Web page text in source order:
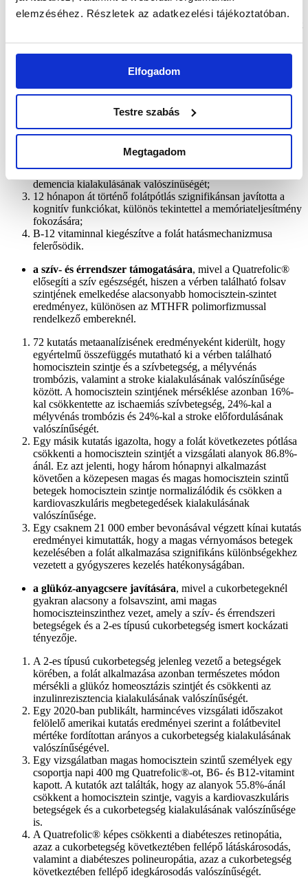
elemzéséhez. Részletek az adatkezelési tájékoztatóban.
Elfogadom
Testre szabás
Megtagadom
állapotát. Ennek különösen a postpartum depresszió
mennyiségű, jól hasznosuló, biológiailag hozzáférhető folát
nélkül a szénciklus nem megy végbe, pedig ez a folyamat
felelős a neurotranszmitterek, egyes kulcsfontosságú proteinek
és az agy számára nélkülözhetetlen antioxidánsok
5-metil-tetrahidrofolát következetes alkalmazás mellett képes
maximalizálni a kognitív kapacitást;
a folát hozzáférhetőségének korlátozottsága 68%-kal emeli a
demencia kialakulásának valószínűségét;
12 hónapon át történő folátpótlás szignifikánsan javította a
kognitív funkciókat, különös tekintettel a memóriateljesítmény
fokozására;
B-12 vitaminnal kiegészítve a folát hatásmechanizmusa
felerősödik.
a szív- és érrendszer támogatására, mivel a Quatrefolic®
elősegíti a szív egészségét, hiszen a vérben található folsav
szintjének emelkedése alacsonyabb homocisztein-szintet
eredményez, különösen az MTHFR polimorfizmussal
rendelkező embereknél.
72 kutatás metaanalízisének eredményeként kiderült, hogy
egyértelmű összefüggés mutatható ki a vérben található
homocisztein szintje és a szívbetegség, a mélyvénás
trombózis, valamint a stroke kialakulásának valószínűsége
között. A homocisztein szintjének mérséklése azonban 16%-
kal csökkentette az ischaemiás szívbetegség, 24%-kal a
mélyvénás trombózis és 24%-kal a stroke előfordulásának
valószínűségét.
Egy másik kutatás igazolta, hogy a folát következetes pótlása
csökkenti a homocisztein szintjét a vizsgálati alanyok 86.8%-
ánál. Ez azt jelenti, hogy három hónapnyi alkalmazást
követően a közepesen magas és magas homocisztein szintű
betegek homocisztein szintje normalizálódik és csökken a
kardiovaszkuláris megbetegedések kialakulásának
valószínűsége.
Egy csaknem 21 000 ember bevonásával végzett kínai kutatás
eredményei kimutatták, hogy a magas vérnyomásos betegek
kezelésében a folát alkalmazása szignifikáns különbségekhez
vezetett a gyógyszeres kezelés hatékonyságában.
a glükóz-anyagcsere javítására, mivel a cukorbetegeknél
gyakran alacsony a folsavszint, ami magas
homociszteinszinthez vezet, amely a szív- és érrendszeri
betegségek és a 2-es típusú cukorbetegség ismert kockázati
tényezője.
A 2-es típusú cukorbetegség jelenleg vezető a betegségek
körében, a folát alkalmazása azonban természetes módon
mérsékli a glükóz homeosztázis szintjét és csökkenti az
inzulinrezisztencia kialakulásának valószínűségét.
Egy 2020-ban publikált, harmincéves vizsgálati időszakot
felölelő amerikai kutatás eredményei szerint a folátbevitel
mértéke fordítottan arányos a cukorbetegség kialakulásának
valószínűségével.
Egy vizsgálatban magas homocisztein szintű személyek egy
csoportja napi 400 mg Quatrefolic®-ot, B6- és B12-vitamint
kapott. A kutatók azt találták, hogy az alanyok 55.8%-ánál
csökkent a homocisztein szintje, vagyis a kardiovaszkuláris
betegségek és a cukorbetegség kialakulásának valószínűsége
is.
A Quatrefolic® képes csökkenti a diabéteszes retinopátia,
azaz a cukorbetegség következtében fellépő látáskárosodás,
valamint a diabéteszes polineuropátia, azaz a cukorbetegség
következtében fellépő idegkárosodás valószínűségét.